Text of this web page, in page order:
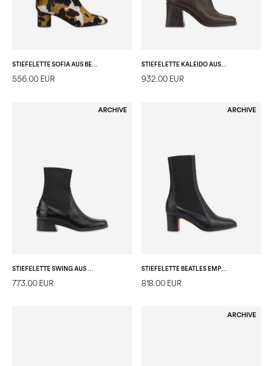
556.00 EUR
STIEFELETTE KALEIDO AUS KALBSLEDER
932.00 EUR
ARCHIVE
STIEFELETTE SWING AUS GESCHLIFFENEM KALBSLEDER
773.00 EUR
ARCHIVE
STIEFELETTE BEATLES EMPIRE AUS KALBSLEDER
818.00 EUR
ARCHIVE